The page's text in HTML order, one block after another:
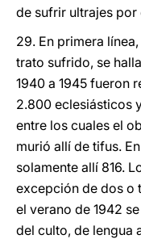
de sufrir ultrajes por
29. En primera
trato sufrido, se
1940 a 1945 fueron
2.800 eclesiásticos
entre los cuales el
murió allí de tifus.
solamente allí 816.
excepción de dos o
el verano de 1942
del culto, de lengua